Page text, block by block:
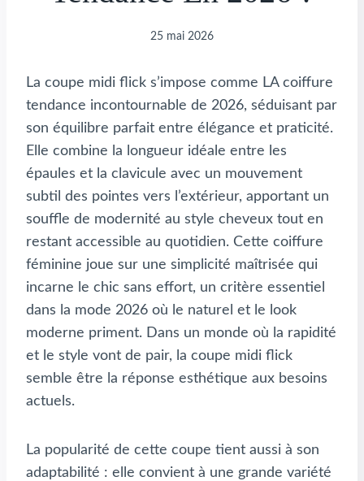
25 mai 2026
La coupe midi flick s’impose comme LA coiffure
tendance incontournable de 2026, séduisant par
son équilibre parfait entre élégance et praticité.
Elle combine la longueur idéale entre les
épaules et la clavicule avec un mouvement
subtil des pointes vers l’extérieur, apportant un
souffle de modernité au style cheveux tout en
restant accessible au quotidien. Cette coiffure
féminine joue sur une simplicité maîtrisée qui
incarne le chic sans effort, un critère essentiel
dans la mode 2026 où le naturel et le look
moderne priment. Dans un monde où la rapidité
et le style vont de pair, la coupe midi flick
semble être la réponse esthétique aux besoins
actuels.
La popularité de cette coupe tient aussi à son
adaptabilité : elle convient à une grande variété